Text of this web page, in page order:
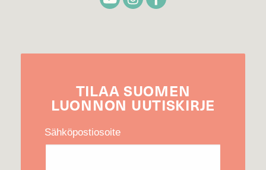
TILAA SUOMEN
LUONNON UUTIS­KIRJE
Sähköpostiosoite